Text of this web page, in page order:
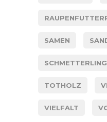
SAMEN
TOTHOLZ
VIELFALT